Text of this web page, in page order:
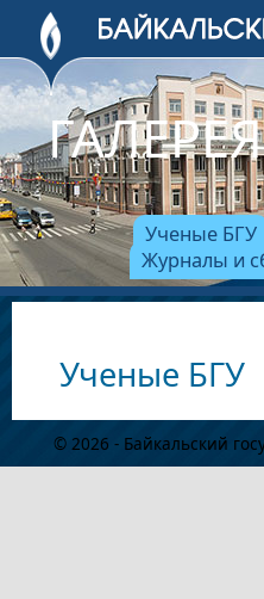
Ученые БГУ
Журналы и
Ученые БГУ
© 2026 - Байкальский